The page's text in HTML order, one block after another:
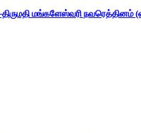
-திருமதி மங்களேஸ்வரி